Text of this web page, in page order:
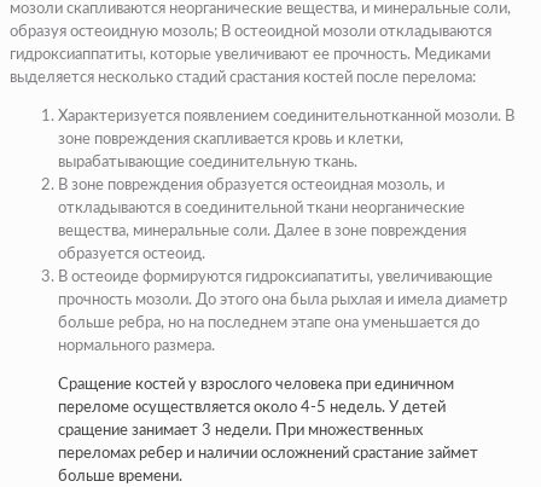
мозоли скапливаются неорганические вещества, и минеральные соли,
образуя остеоидную мозоль; В остеоидной мозоли откладываются
гидроксиаппатиты, которые увеличивают ее прочность. Медиками
выделяется несколько стадий срастания костей после перелома:
Характеризуется появлением соединительнотканной мозоли. В
зоне повреждения скапливается кровь и клетки,
вырабатывающие соединительную ткань.
В зоне повреждения образуется остеоидная мозоль, и
откладываются в соединительной ткани неорганические
вещества, минеральные соли. Далее в зоне повреждения
образуется остеоид.
В остеоиде формируются гидроксиапатиты, увеличивающие
прочность мозоли. До этого она была рыхлая и имела диаметр
больше ребра, но на последнем этапе она уменьшается до
нормального размера.
Сращение костей у взрослого человека при единичном
переломе осуществляется около 4-5 недель. У детей
сращение занимает 3 недели. При множественных
переломах ребер и наличии осложнений срастание займет
больше времени.